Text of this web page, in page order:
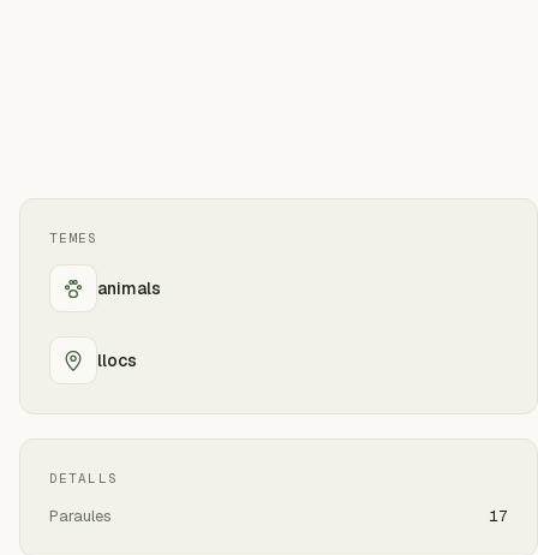
TEMES
animals
llocs
DETALLS
Paraules 17